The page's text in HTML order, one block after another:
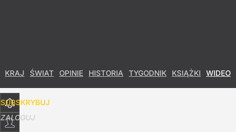
KRAJ ŚWIAT OPINIE HISTORIA TYGODNIK KSIĄŻKI WIDEO
SUBSKRYBUJ
ZALOGUJ